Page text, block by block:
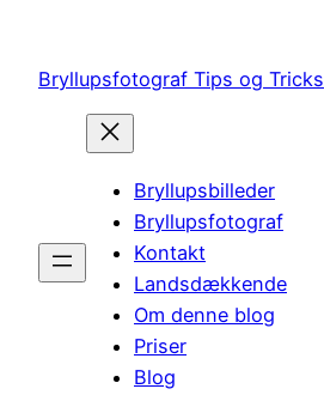
indhold
Bryllupsfotograf Tips og Tricks
Bryllupsbilleder
Bryllupsfotograf
Kontakt
Landsdækkende
Om denne blog
Priser
Blog